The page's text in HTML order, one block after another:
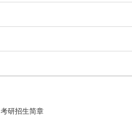
考研招生简章